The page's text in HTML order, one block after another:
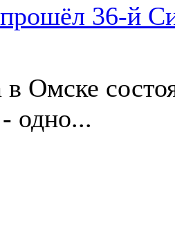
36-й
в Омске
одно...